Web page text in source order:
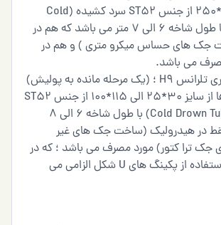
50*40 الی 300*250 از جنس ST52 سرد کشیده (Cold
Drown Tubes) با طول شاخه 6 الی 7 متر می باشد که هم در
جک های حساس میکرو متری ) و هم در
می باشد.
· لوله های سیلندری تلرانس H9 ؛ (یک مرحله مانده به پولیش)
این گروه از لوله ها از سایز 30*25 الی 115*100 از جنس ST52
سرد کشیده (Cold Drown Tubes) با طول شاخه 6 الی 8
در هیدرولیک (ساخت جک های غیر
ترا کتور) مورد مصرف می باشد ؛ که در
این نوع جک ها استفاده از پکینگ های U شکل الزامی می